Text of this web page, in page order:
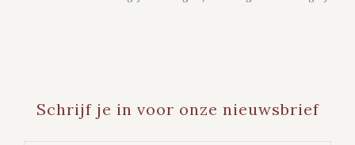
Schrijf je in voor onze nieuwsbrief